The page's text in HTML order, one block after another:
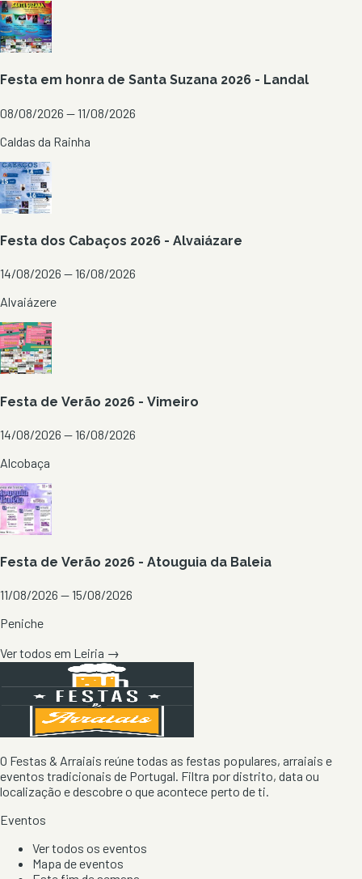
Festa em honra de Santa Suzana 2026 - Landal
08/08/2026 — 11/08/2026
Caldas da Rainha
Festa dos Cabaços 2026 - Alvaiázare
14/08/2026 — 16/08/2026
Alvaiázere
Festa de Verão 2026 - Vimeiro
14/08/2026 — 16/08/2026
Alcobaça
Festa de Verão 2026 - Atouguia da Baleia
11/08/2026 — 15/08/2026
Peniche
Ver todos em Leiria →
O Festas & Arraiais reúne todas as festas populares, arraiais e
eventos tradicionais de Portugal. Filtra por distrito, data ou
localização e descobre o que acontece perto de ti.
Eventos
Ver todos os eventos
Mapa de eventos